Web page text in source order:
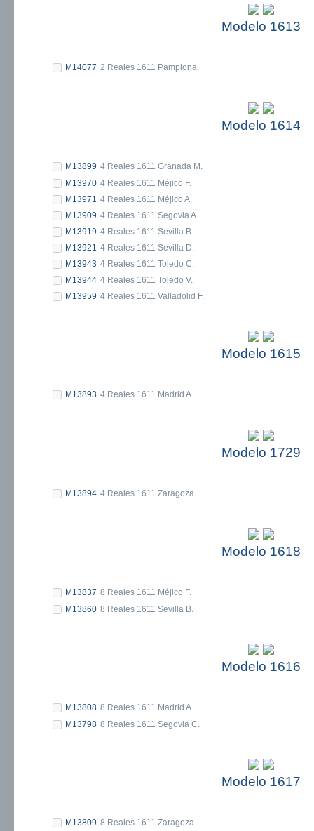
Modelo 1613
M14077 2 Reales 1611 Pamplona.
Modelo 1614
M13899 4 Reales 1611 Granada M.
M13970 4 Reales 1611 Méjico F.
M13971 4 Reales 1611 Méjico A.
M13909 4 Reales 1611 Segovia A.
M13919 4 Reales 1611 Sevilla B.
M13921 4 Reales 1611 Sevilla D.
M13943 4 Reales 1611 Toledo C.
M13944 4 Reales 1611 Toledo V.
M13959 4 Reales 1611 Valladolid F.
Modelo 1615
M13893 4 Reales 1611 Madrid A.
Modelo 1729
M13894 4 Reales 1611 Zaragoza.
Modelo 1618
M13837 8 Reales 1611 Méjico F.
M13860 8 Reales 1611 Sevilla B.
Modelo 1616
M13808 8 Reales 1611 Madrid A.
M13798 8 Reales 1611 Segovia C.
Modelo 1617
M13809 8 Reales 1611 Zaragoza.